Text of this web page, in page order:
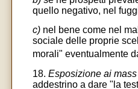
quello negativo, nel
c) nel bene come nel
sociale delle proprie
morali" eventualmente
18. Esposizione ai
addestrino a dare "la